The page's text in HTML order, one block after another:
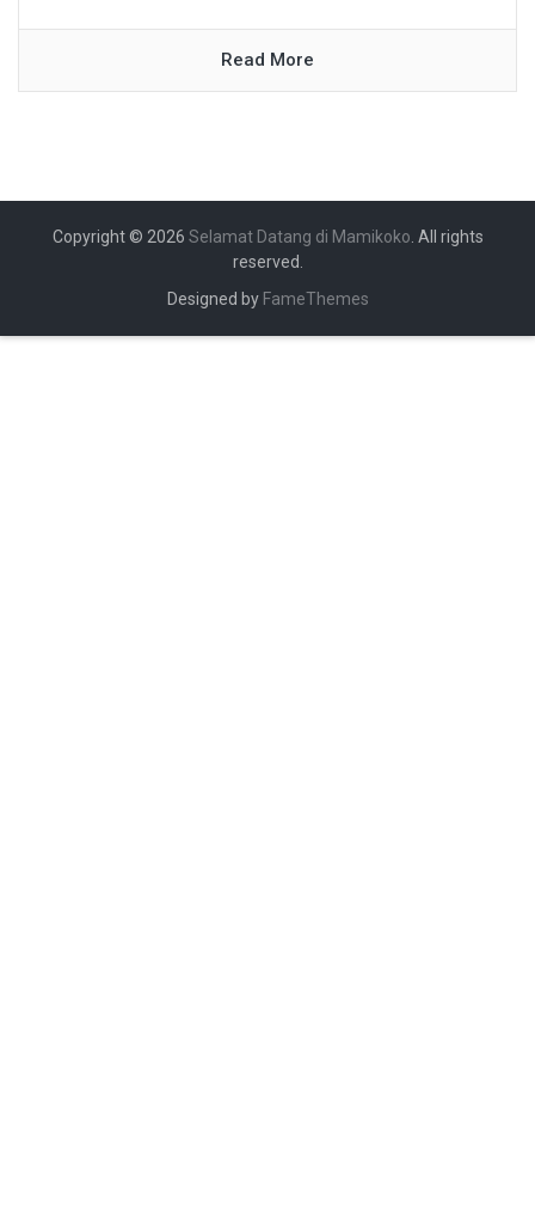
Read More
Copyright © 2026 Selamat Datang di Mamikoko. All rights
reserved.
Designed by FameThemes